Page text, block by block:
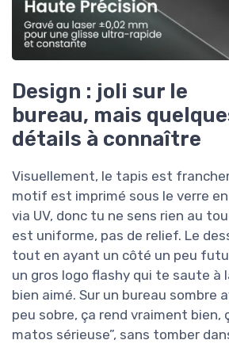
Design : joli sur le
bureau, mais
détails à connaître
Visuellement, le tapis est
motif est imprimé sous le verre
via UV, donc tu ne sens rien au
est uniforme, pas de relief. Le
tout en ayant un côté un peu
un gros logo flashy qui te saute à
bien aimé. Sur un bureau sombre
peu sobre, ça rend vraiment bien,
matos sérieuse”, sans tomber